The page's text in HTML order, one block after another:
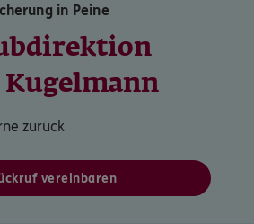
in Peine
zurück
vereinbaren